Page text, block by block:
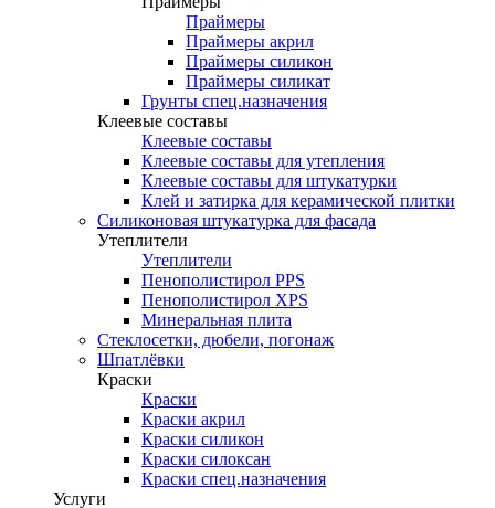
Праймеры
Праймеры акрил
Праймеры силикон
Праймеры силикат
Грунты спец.назначения
Клеевые составы
Клеевые составы
Клеевые составы для утепления
Клеевые составы для штукатурки
Клей и затирка для керамической плитки
Силиконовая штукатурка для фасада
Утеплители
Утеплители
Пенополистирол PPS
Пенополистирол XPS
Минеральная плита
Стеклосетки, дюбели, погонаж
Шпатлёвки
Краски
Краски
Краски акрил
Краски силикон
Краски силоксан
Краски спец.назначения
Услуги